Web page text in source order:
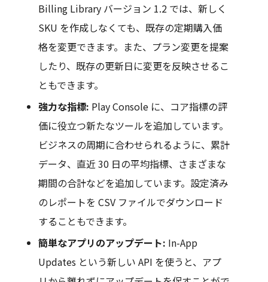
Billing Library バージョン 1.2 では、新しく
SKU を作成しなくても、既存の定期購入価
格を変更できます。また、プラン変更を提案
したり、既存の更新日に変更を反映させるこ
ともできます。
強力な指標: Play Console に、コア指標の評
価に役立つ新たなツールを追加しています。
ビジネスの周期に合わせられるように、累計
データ、直近 30 日の平均指標、さまざまな
期間の合計などを追加しています。設定済み
のレポートを CSV ファイルでダウンロード
することもできます。
簡単なアプリのアップデート: In-App
Updates という新しい API を使うと、アプ